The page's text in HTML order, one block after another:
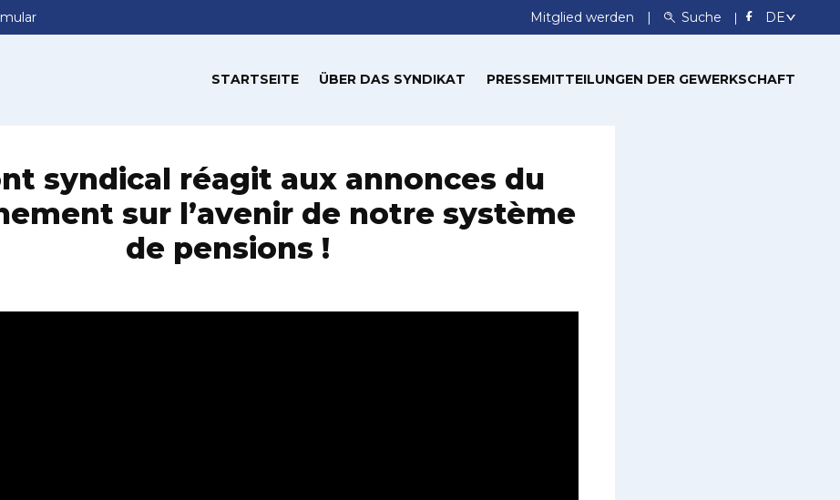
Mitglied werden Suche
STARTSEITE ÜBER DAS SYNDIKAT PRESSEMITTEILUNGEN DER GEWERKSCHAFT
syndical réagit aux annonces du
sur l’avenir de notre système
de pensions !